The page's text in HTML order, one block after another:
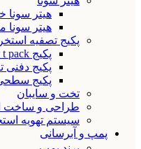
هیتر
هیتر
پکیج تصفیه استخر
پکیج t pack تصفیه آب
پکیج دفنی
پکیج
تخت و سایبان
طراحی و ساخت
سیستم تهویه
پمپ و آبرسانی